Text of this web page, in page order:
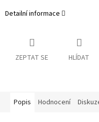
Detailní informace
ZEPTAT SE HLÍDAT
Popis Hodnocení